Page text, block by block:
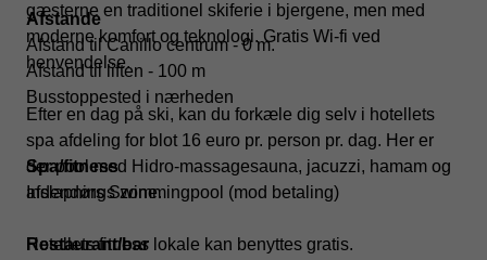
gæsterne en traditionel skiferie i bjergene, men med
moderne komfort og teknologi. Gratis Wi-fi ved
henvendelse.
Efter en dag på ski, kan du forkæle dig selv i hotellets
spa afdeling for blot 16 euro pr. person pr. dag. Her er
der pool med Hidro-massagesauna, jacuzzi, hamam og
afslapnings zone.
Hotellets fitness lokale kan benyttes gratis.
Afstande
Afstand til Canillo centrum - 0 m.
Afstand til liften - 100 m
Busstoppested i nærheden
Spa/fitness
Indendørs Swimmingpool (mod betaling)
Restaurant/bar